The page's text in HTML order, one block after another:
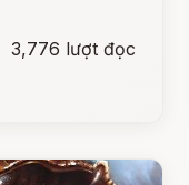
3,776 lượt đọc